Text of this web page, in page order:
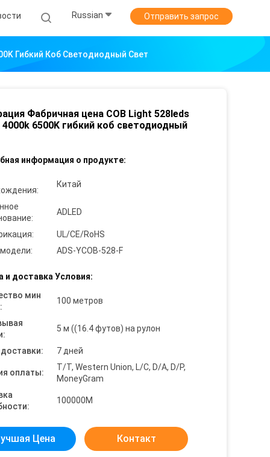
Russian Отправить запрос
Гибкий Коб Светодиодный Свет
Фабричная цена COB Light 528leds
4000k 6500K гибкий коб светодиодный
информация о продукте:
Китай
ADLED
UL/CE/RoHS
ADS-YCOB-528-F
и доставка Условия:
мин
100 метров
5 м ((16.4 футов) на рулон
7 дней
оплаты:
T/T, Western Union, L/C, D/A, D/P,
MoneyGram
100000M
Цена Контакт